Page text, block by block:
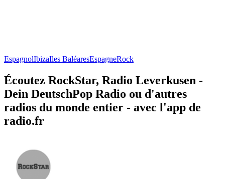
EspagnolIbizaIles BaléaresEspagneRock
Écoutez RockStar, Radio Leverkusen -
Dein DeutschPop Radio ou d'autres
radios du monde entier - avec l'app de
radio.fr